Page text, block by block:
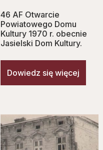
46 AF Otwarcie
Powiatowego Domu
Kultury 1970 r. obecnie
Jasielski Dom Kultury.
Dowiedz się więcej